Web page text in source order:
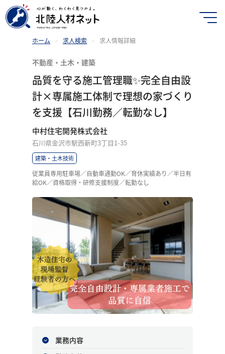
ホーム > 求人検索 > 求人情報詳細
不動産・土木・建築
品質を守る施工管理職✨完全自由設
計×専属施工体制で理想の家づくり
を支援【石川勤務／転勤なし】
中村住宅開発株式会社
石川県金沢市駅西新町3丁目1-35
建築・土木技術
従業員専用駐車場／自動車通勤OK／育休実績あり／半日有
給OK／資格取得・研修支援制度／転勤なし
業務内容